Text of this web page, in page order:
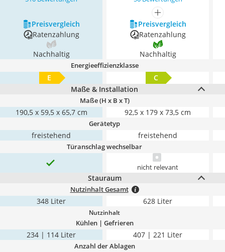
mehr anzeigen
Preis­vergleich
Preis­vergleich
Ratenzahlung
Ratenzahlung
Nachhaltig Nachhaltig
Energieeffizienzklasse
E
C
Maße & Installation
Maße (H x B x T)
190,5 x 59,5 x 65,7 cm 92,5 x 179 x 73,5 cm
Gerätetyp
freistehend freistehend
Türanschlag wechselbar
nicht relevant
Stauraum
Nutzinhalt Gesamt
348 Liter 628 Liter
Nutzinhalt
Kühlen | Gefrieren
234 | 114 Liter 407 | 221 Liter
Anzahl der Ablagen